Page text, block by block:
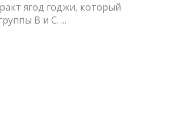
ягод годжи, который
В и С. ...